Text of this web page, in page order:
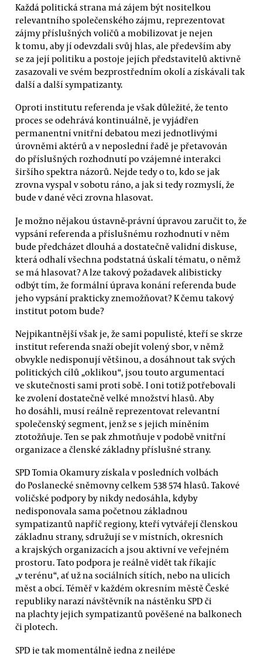
Každá politická strana má zájem být nositelkou
relevantního společenského zájmu, reprezentovat
zájmy příslušných voličů a mobilizovat je nejen
k tomu, aby jí odevzdali svůj hlas, ale především aby
se za její politiku a postoje jejích představitelů aktivně
zasazovali ve svém bezprostředním okolí a získávali tak
další a další sympatizanty.
Oproti institutu referenda je však důležité, že tento
proces se odehrává kontinuálně, je vyjádřen
permanentní vnitřní debatou mezi jednotlivými
úrovněmi aktérů a v neposlední řadě je přetavován
do příslušných rozhodnutí po vzájemné interakci
širšího spektra názorů. Nejde tedy o to, kdo se jak
zrovna vyspal v sobotu ráno, a jak si tedy rozmyslí, že
bude v dané věci zrovna hlasovat.
Je možno nějakou ústavně-právní úpravou zaručit to, že
vypsání referenda a příslušnému rozhodnutí v něm
bude předcházet dlouhá a dostatečně validní diskuse,
která odhalí všechna podstatná úskalí tématu, o němž
se má hlasovat? A lze takový požadavek alibisticky
odbýt tím, že formální úprava konání referenda bude
jeho vypsání prakticky znemožňovat? K čemu takový
institut potom bude?
Nejpikantnější však je, že sami populisté, kteří se skrze
institut referenda snaží obejít volený sbor, v němž
obvykle nedisponují většinou, a dosáhnout tak svých
politických cílů „oklikou“, jsou touto argumentací
ve skutečnosti sami proti sobě. I oni totiž potřebovali
ke zvolení dostatečně velké množství hlasů. Aby
ho dosáhli, musí reálně reprezentovat relevantní
společenský segment, jenž se s jejich míněním
ztotožňuje. Ten se pak zhmotňuje v podobě vnitřní
organizace a členské základny příslušné strany.
SPD Tomia Okamury získala v posledních volbách
do Poslanecké sněmovny celkem 538 574 hlasů. Takové
voličské podpory by nikdy nedosáhla, kdyby
nedisponovala sama početnou základnou
sympatizantů napříč regiony, kteří vytvářejí členskou
základnu strany, sdružují se v místních, okresních
a krajských organizacích a jsou aktivní ve veřejném
prostoru. Tato podpora je reálně vidět tak říkajíc
„v terénu“, ať už na sociálních sítích, nebo na ulicích
měst a obcí. Téměř v každém okresním městě České
republiky narazí návštěvník na nástěnku SPD či
na plachty jejich sympatizantů pověšené na balkonech
či plotech.
SPD je tak momentálně jedna z nejlépe